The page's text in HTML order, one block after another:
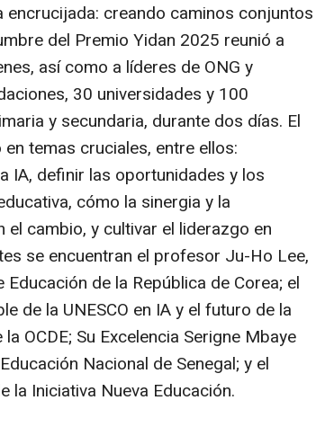
encrucijada: creando caminos conjuntos
del Premio Yidan 2025 reunió a
así como a líderes de ONG y
30 universidades y 100
y secundaria, durante dos días. El
temas cruciales, entre ellos:
IA, definir las oportunidades y los
cómo la sinergia y la
cambio, y cultivar el liderazgo en
se encuentran el profesor Ju-Ho Lee,
de la República de Corea; el
de la UNESCO en IA y el futuro de la
la OCDE; Su Excelencia Serigne Mbaye
Nacional de Senegal; y el
la Iniciativa Nueva Educación.